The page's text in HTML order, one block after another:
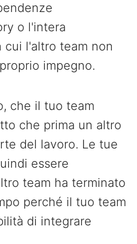
o l'intera
cui l'altro team non
impegno.
che il tuo team
che prima un altro
del lavoro. Le tue
essere
team ha terminato
perché il tuo team
di integrare